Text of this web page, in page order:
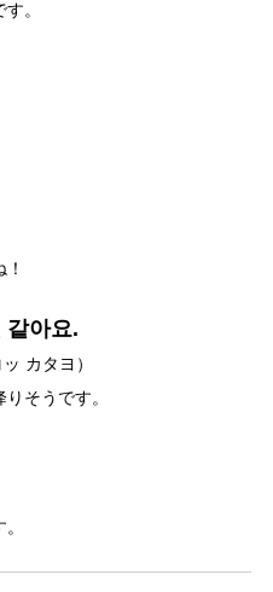
。
같아요.
カタヨ）
そうです。